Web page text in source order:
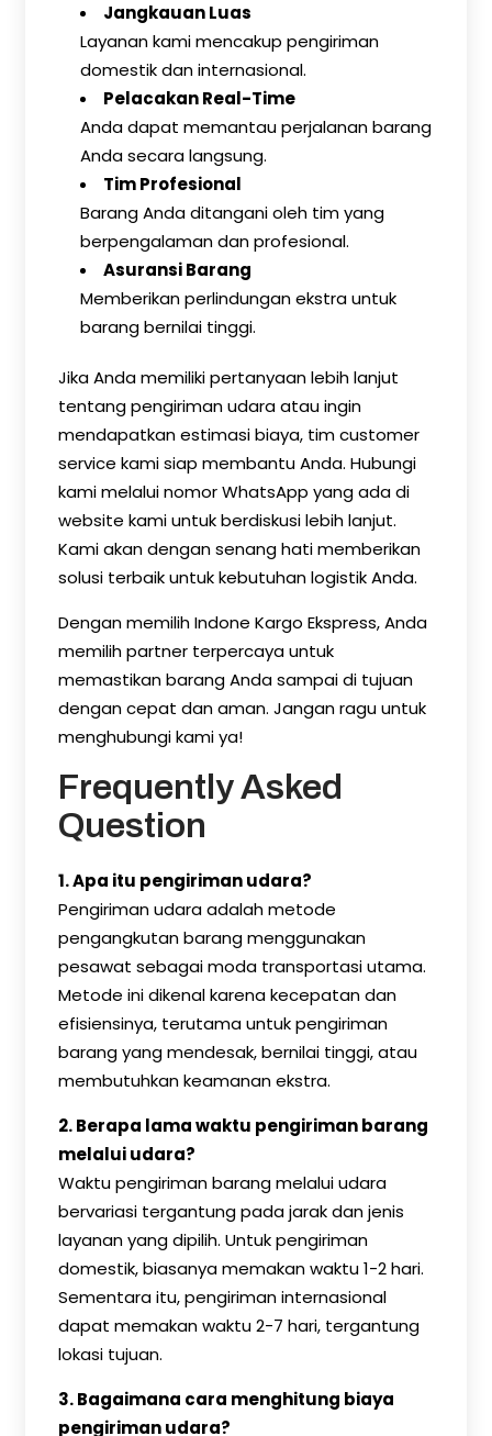
Jangkauan Luas
Layanan kami mencakup pengiriman
domestik dan internasional.
Pelacakan Real-Time
Anda dapat memantau perjalanan barang
Anda secara langsung.
Tim Profesional
Barang Anda ditangani oleh tim yang
berpengalaman dan profesional.
Asuransi Barang
Memberikan perlindungan ekstra untuk
barang bernilai tinggi.
Jika Anda memiliki pertanyaan lebih lanjut
tentang pengiriman udara atau ingin
mendapatkan estimasi biaya, tim customer
service kami siap membantu Anda. Hubungi
kami melalui nomor WhatsApp yang ada di
website kami untuk berdiskusi lebih lanjut.
Kami akan dengan senang hati memberikan
solusi terbaik untuk kebutuhan logistik Anda.
Dengan memilih Indone Kargo Ekspress, Anda
memilih partner terpercaya untuk
memastikan barang Anda sampai di tujuan
dengan cepat dan aman. Jangan ragu untuk
menghubungi kami ya!
Frequently Asked
Question
1. Apa itu pengiriman udara?
Pengiriman udara adalah metode
pengangkutan barang menggunakan
pesawat sebagai moda transportasi utama.
Metode ini dikenal karena kecepatan dan
efisiensinya, terutama untuk pengiriman
barang yang mendesak, bernilai tinggi, atau
membutuhkan keamanan ekstra.
2. Berapa lama waktu pengiriman barang
melalui udara?
Waktu pengiriman barang melalui udara
bervariasi tergantung pada jarak dan jenis
layanan yang dipilih. Untuk pengiriman
domestik, biasanya memakan waktu 1-2 hari.
Sementara itu, pengiriman internasional
dapat memakan waktu 2-7 hari, tergantung
lokasi tujuan.
3. Bagaimana cara menghitung biaya
pengiriman udara?